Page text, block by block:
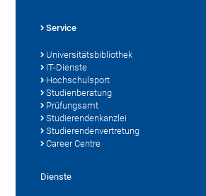
Service
Universitätsbibliothek
IT-Dienste
Hochschulsport
Studienberatung
Prüfungsamt
Studierendenkanzlei
Studierendenvertretung
Career Centre
Dienste